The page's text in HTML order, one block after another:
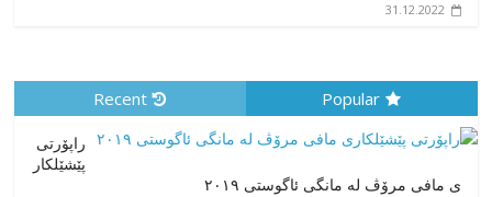
31.12.2022
Popular
Recent
راپۆرتی
پێشێلكار
ی مافی مرۆڤ له‌ مانگی ئاگوستی ٢٠١٩